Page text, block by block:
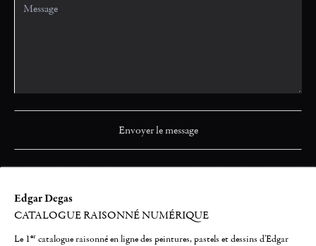
Edgar Degas
CATALOGUE RAISONNÉ NUMÉRIQUE
Le 1er catalogue raisonné en ligne des peintures, pastels et dessins d'Edgar